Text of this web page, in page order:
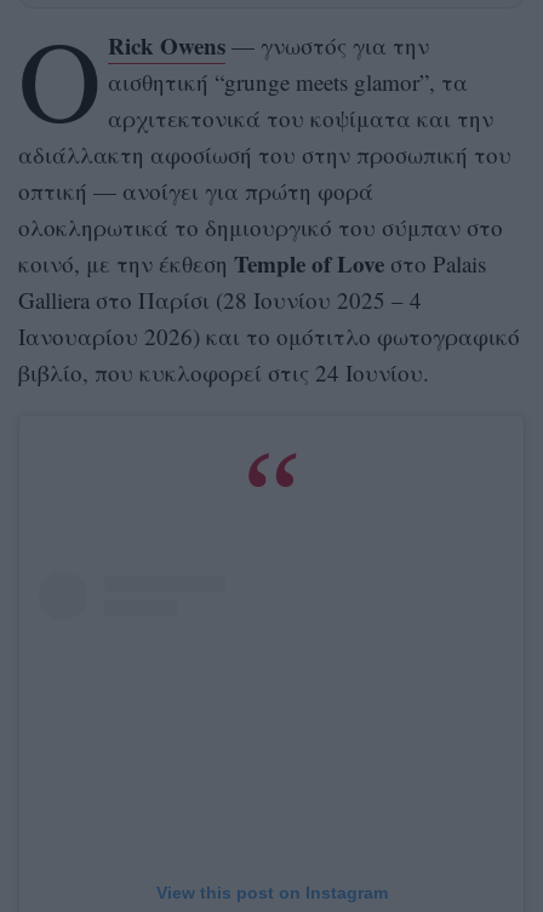
Ο Rick Owens— γνωστός για την
αισθητική “grunge meets glamor”, τα
αρχιτεκτονικά του κοψίματα και την
αδιάλλακτη αφοσίωσή του στην προσωπική του
οπτική — ανοίγει για πρώτη φορά
ολοκληρωτικά το δημιουργικό του σύμπαν στο
κοινό, με την έκθεση Temple of Love στο Palais
Galliera στο Παρίσι (28 Ιουνίου 2025 – 4
Ιανουαρίου 2026) και το ομότιτλο φωτογραφικό
βιβλίο, που κυκλοφορεί στις 24 Ιουνίου.
View this post on Instagram